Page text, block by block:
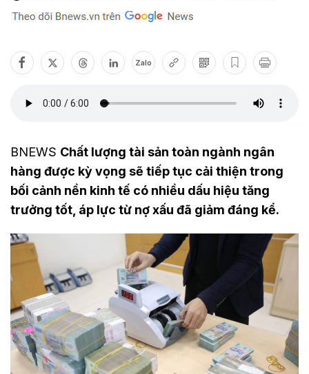
Zalo
BNEWS Chất lượng tài sản toàn ngành ngân
hàng được kỳ vọng sẽ tiếp tục cải thiện trong
bối cảnh nền kinh tế có nhiều dấu hiệu tăng
trưởng tốt, áp lực từ nợ xấu đã giảm đáng kể.